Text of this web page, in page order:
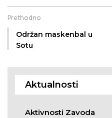
Prethodno
Održan maskenbal u
Sotu
Aktualnosti
Aktivnosti Zavoda